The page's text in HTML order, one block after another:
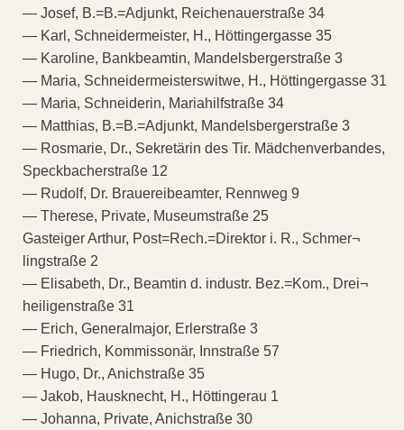
— Josef, B.=B.=Adjunkt, Reichenauerstraße 34
— Karl, Schneidermeister, H., Höttingergasse 35
— Karoline, Bankbeamtin, Mandelsbergerstraße 3
— Maria, Schneidermeisterswitwe, H., Höttingergasse 31
— Maria, Schneiderin, Mariahilfstraße 34
— Matthias, B.=B.=Adjunkt, Mandelsbergerstraße 3
— Rosmarie, Dr., Sekretärin des Tir. Mädchenverbandes,
Speckbacherstraße 12
— Rudolf, Dr. Brauereibeamter, Rennweg 9
— Therese, Private, Museumstraße 25
Gasteiger Arthur, Post=Rech.=Direktor i. R., Schmer¬
lingstraße 2
— Elisabeth, Dr., Beamtin d. industr. Bez.=Kom., Drei¬
heiligenstraße 31
— Erich, Generalmajor, Erlerstraße 3
— Friedrich, Kommissonär, Innstraße 57
— Hugo, Dr., Anichstraße 35
— Jakob, Hausknecht, H., Höttingerau 1
— Johanna, Private, Anichstraße 30